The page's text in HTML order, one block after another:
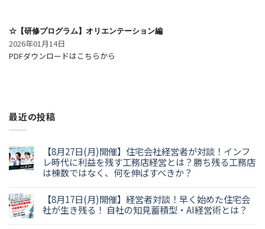
☆【研修プログラム】オリエンテーション編
2026年01月14日
PDFダウンロードはこちらから
最近の投稿
【8月27日(月)開催】住宅会社経営者が対談！インフ
レ時代に利益を残す工務店経営とは？勝ち残る工務店
は棟数ではなく、何を伸ばすべきか？
【8月17日(月)開催】経営者対談！早く始めた住宅会
社が生き残る！ 自社の知見蓄積型・AI経営術とは？